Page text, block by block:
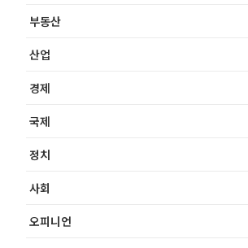
부동산
산업
경제
국제
정치
사회
오피니언